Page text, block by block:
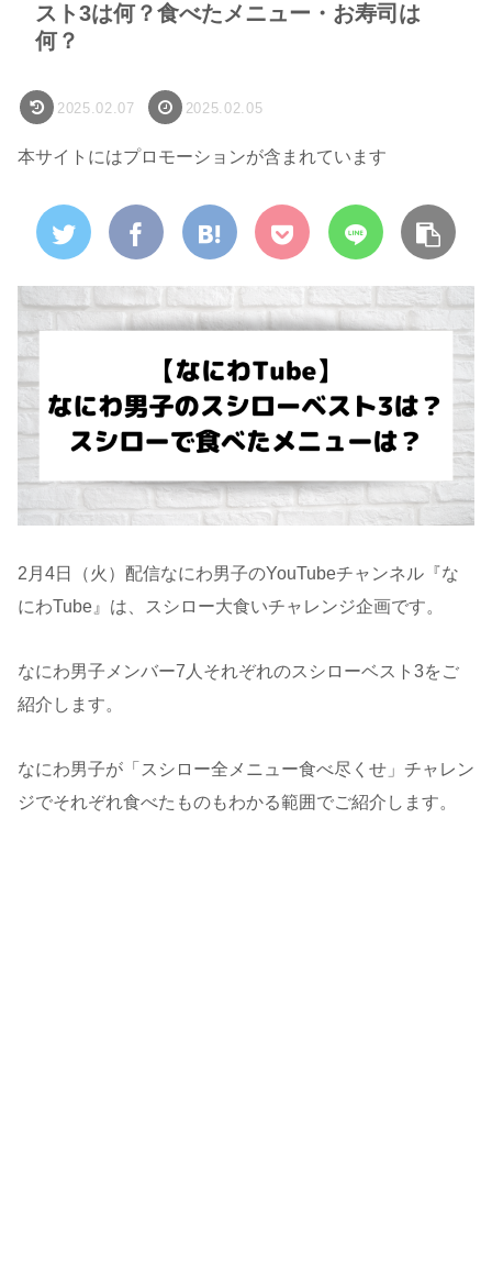
スト3は何？食べたメニュー・お寿司は
何？
2025.02.07 2025.02.05
本サイトにはプロモーションが含まれています
2月4日（火）配信なにわ男子のYouTubeチャンネル『な
にわTube』は、スシロー大食いチャレンジ企画です。
なにわ男子メンバー7人それぞれのスシローベスト3をご
紹介します。
なにわ男子が「スシロー全メニュー食べ尽くせ」チャレン
ジでそれぞれ食べたものもわかる範囲でご紹介します。